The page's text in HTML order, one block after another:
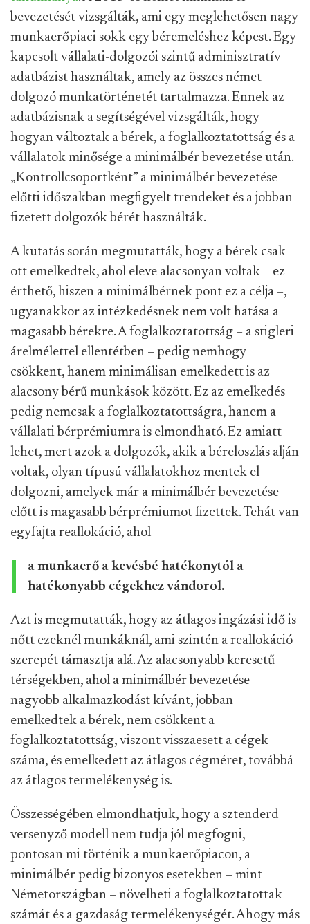
bevezetését vizsgálták, ami egy meglehetősen nagy
munkaerőpiaci sokk egy béremeléshez képest. Egy
kapcsolt vállalati-dolgozói szintű adminisztratív
adatbázist használtak, amely az összes német
dolgozó munkatörténetét tartalmazza. Ennek az
adatbázisnak a segítségével vizsgálták, hogy
hogyan változtak a bérek, a foglalkoztatottság és a
vállalatok minősége a minimálbér bevezetése után.
„Kontrollcsoportként” a minimálbér bevezetése
előtti időszakban megfigyelt trendeket és a jobban
fizetett dolgozók bérét használták.
A kutatás során megmutatták, hogy a bérek csak
ott emelkedtek, ahol eleve alacsonyan voltak – ez
érthető, hiszen a minimálbérnek pont ez a célja –,
ugyanakkor az intézkedésnek nem volt hatása a
magasabb bérekre. A foglalkoztatottság – a stigleri
árelmélettel ellentétben – pedig nemhogy
csökkent, hanem minimálisan emelkedett is az
alacsony bérű munkások között. Ez az emelkedés
pedig nemcsak a foglalkoztatottságra, hanem a
vállalati bérprémiumra is elmondható. Ez amiatt
lehet, mert azok a dolgozók, akik a béreloszlás alján
voltak, olyan típusú vállalatokhoz mentek el
dolgozni, amelyek már a minimálbér bevezetése
előtt is magasabb bérprémiumot fizettek. Tehát van
egyfajta reallokáció, ahol
a munkaerő a kevésbé hatékonytól a
hatékonyabb cégekhez vándorol.
Azt is megmutatták, hogy az átlagos ingázási idő is
nőtt ezeknél munkáknál, ami szintén a reallokáció
szerepét támasztja alá. Az alacsonyabb keresetű
térségekben, ahol a minimálbér bevezetése
nagyobb alkalmazkodást kívánt, jobban
emelkedtek a bérek, nem csökkent a
foglalkoztatottság, viszont visszaesett a cégek
száma, és emelkedett az átlagos cégméret, továbbá
az átlagos termelékenység is.
Összességében elmondhatjuk, hogy a sztenderd
versenyző modell nem tudja jól megfogni,
pontosan mi történik a munkaerőpiacon, a
minimálbér pedig bizonyos esetekben – mint
Németországban – növelheti a foglalkoztatottak
számát és a gazdaság termelékenységét. Ahogy más